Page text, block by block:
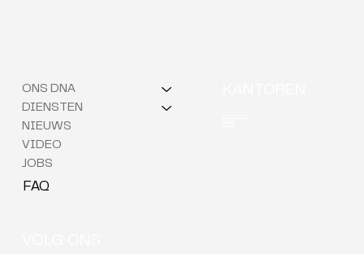
ONS DNA
DIENSTEN
NIEUWS
VIDEO
JOBS
FAQ